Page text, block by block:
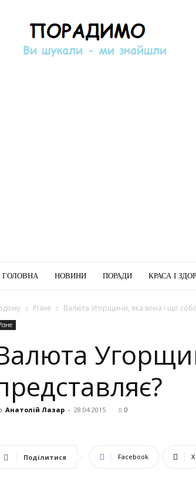
Порадимо
ГОЛОВНА НОВИНИ ПОРАДИ КРАСА І
Різне Валюта Угорщини, яка вона і що
Анатолій Лазар - 28.04.2015 0
Поділитися Facebook X